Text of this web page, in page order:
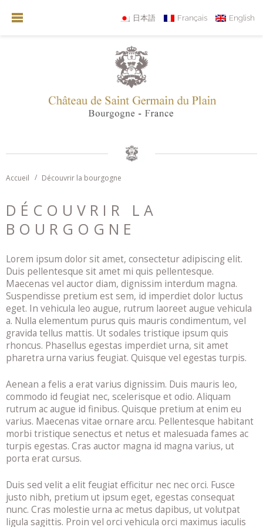
日本語 Français English
Accueil Découvrir la bourgogne
DÉCOUVRIR LA
BOURGOGNE
Lorem ipsum dolor sit amet, consectetur adipiscing elit.
Duis pellentesque sit amet mi quis pellentesque.
Maecenas vel auctor diam, dignissim interdum magna.
Suspendisse pretium est sem, id imperdiet dolor luctus
eget. In vehicula leo augue, rutrum laoreet augue vehicula
a. Nulla elementum purus quis mauris condimentum, vel
gravida tellus mattis. Ut sodales tristique ipsum quis
rhoncus. Phasellus egestas imperdiet urna, sit amet
pharetra urna varius feugiat. Quisque vel egestas turpis.
Aenean a felis a erat varius dignissim. Duis mauris leo,
commodo id feugiat nec, scelerisque et odio. Aliquam
rutrum ac augue id finibus. Quisque pretium at enim eu
varius. Maecenas vitae ornare arcu. Pellentesque habitant
morbi tristique senectus et netus et malesuada fames ac
turpis egestas. Cras auctor magna id magna varius, ut
porta erat cursus.
Duis sed velit a elit feugiat efficitur nec nec orci. Fusce
justo nibh, pretium ut ipsum eget, egestas consequat
nunc. Cras molestie urna ac metus dapibus, ut volutpat
ligula sagittis. Proin vel orci vehicula orci maximus iaculis